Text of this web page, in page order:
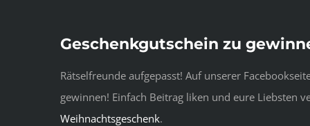
Geschenkgutschein zu
Rätselfreunde aufgepasst! Auf unserer
gewinnen! Einfach Beitrag liken und eure Liebsten
Weihnachtsgeschenk.